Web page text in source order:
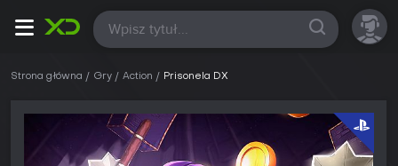
Wszystkie
Strona główna Gry Action Prisonela DX